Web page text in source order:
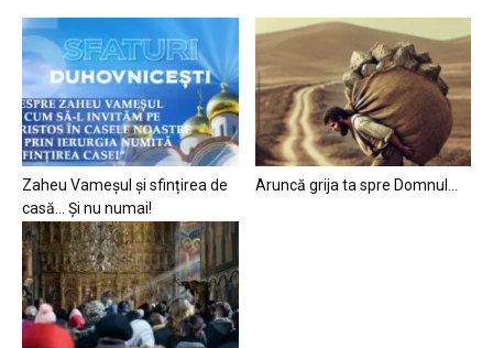
Zaheu Vameșul și sfințirea de
casă… Și nu numai!
Aruncă grija ta spre Domnul…